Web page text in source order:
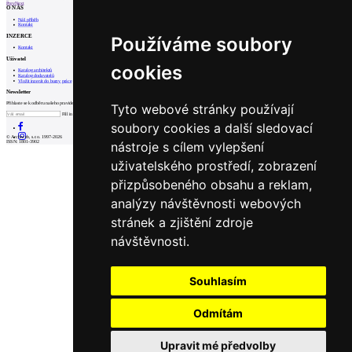
Používáme soubory
cookies
Tyto webové stránky používají
soubory cookies a další sledovací
nástroje s cílem vylepšení
uživatelského prostředí, zobrazení
přizpůsobeného obsahu a reklam,
analýzy návštěvnosti webových
stránek a zjištění zdroje
návštěvnosti.
Souhlasím
Odmítám
Upravit mé předvolby
PrevNext
O NÁS
Náš příběh
Kontakt
INZERCE
Kontakt
Uživatel
Katalog architektů
Katalog dodavatelů
Vložit inzerát do burzy práce
Newsletter
Přihlaste se k odběru našeho pravidelného týdenního newsletteru:
Fill in „nospam“
© Archiweb, s.r.o. 1997-2026
ISSN: 1801-3902